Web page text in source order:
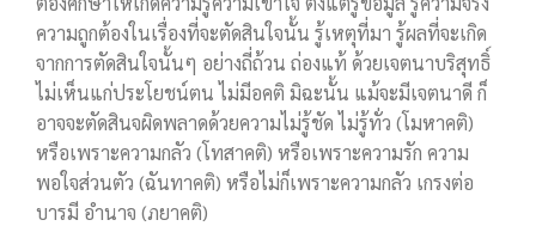
ความถูกต้องในเรื่องที่จะตัดสินใจนั้น รู้เหตุที่มา รู้ผลที่จะเกิด
จากการตัดสินใจนั้นๆ อย่างถี่ถ้วน ถ่องแท้ ด้วยเจตนาบริสุทธิ์
ไม่เห็นแก่ประโยชน์ตน ไม่มีอคติ มิฉะนั้น แม้จะมีเจตนาดี ก็
อาจจะตัดสินจผิดพลาดด้วยความไม่รู้ชัด ไม่รู้ทั่ว (โมหาคติ)
หรือเพราะความกลัว (โทสาคติ) หรือเพราะความรัก ความ
พอใจส่วนตัว (ฉันทาคติ) หรือไม่ก็เพราะความกลัว เกรงต่อ
บารมี อำนาจ (ภยาคติ)